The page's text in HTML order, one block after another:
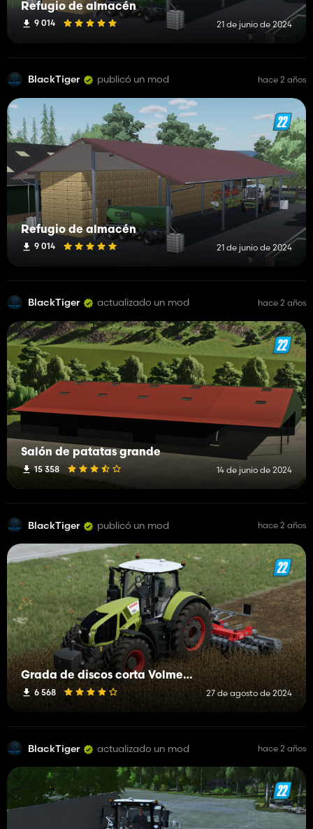
Refugio de almacén
9 014 21 de junio de 2024
BlackTiger publicó un mod hace 2 años
Refugio de almacén
9 014 21 de junio de 2024
BlackTiger actualizado un mod hace 2 años
Salón de patatas grande
15 358 14 de junio de 2024
BlackTiger publicó un mod hace 2 años
Grada de discos corta Volmer Serie 101
6 568 27 de agosto de 2024
BlackTiger actualizado un mod hace 2 años